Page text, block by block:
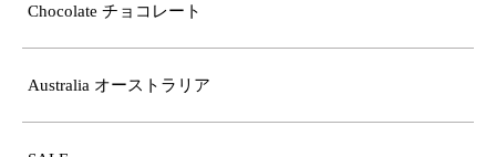
Chocolate チョコレート
Australia オーストラリア